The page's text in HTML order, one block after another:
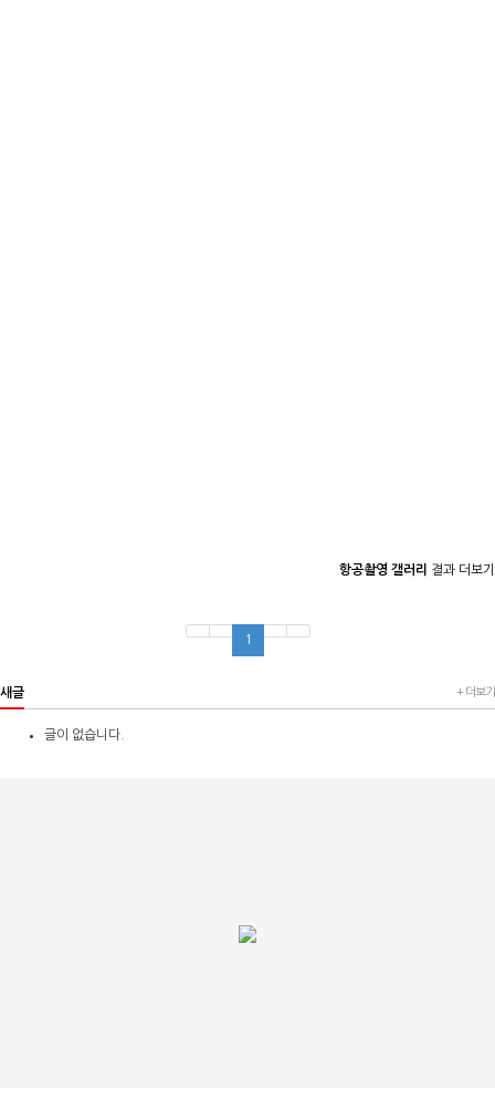
항공촬영 갤러리 결과 더보기
1
+ 더보기
새글
글이 없습니다.